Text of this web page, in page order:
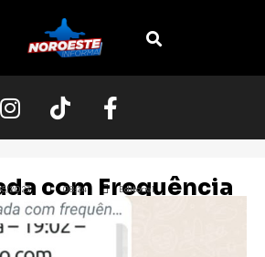
com Frequência
2023 08:24 Editorial